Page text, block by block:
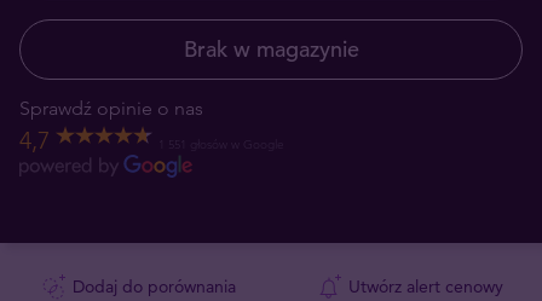
Brak w magazynie
Sprawdź opinie o nas
4,7
Dodaj do porównania Utwórz alert cenowy